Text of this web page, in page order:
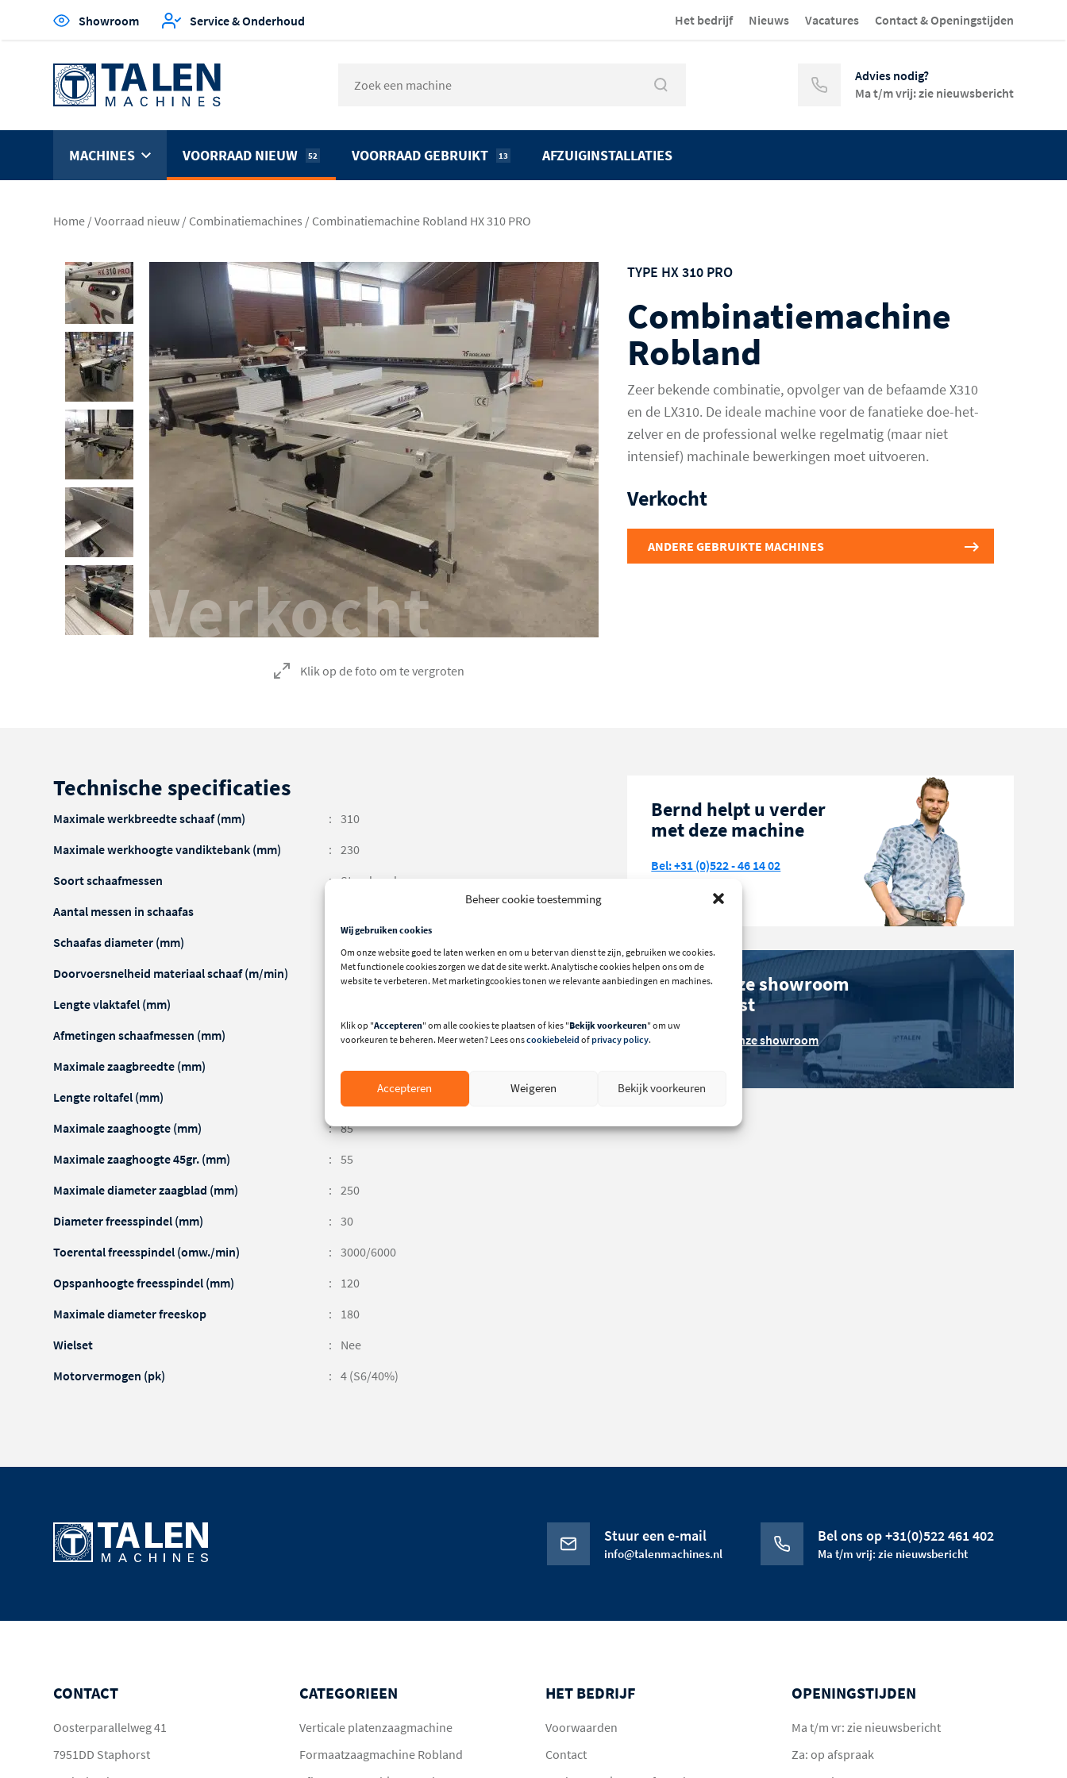
Beheer cookie toestemming
Wij gebruiken cookies
Om onze website goed te laten werken en om u beter van dienst te zijn, gebruiken we cookies.
Met functionele cookies zorgen we dat de site werkt. Analytische cookies helpen ons om de
website te verbeteren. Met marketingcookies tonen we relevante aanbiedingen en machines.
Klik op "Accepteren" om alle cookies te plaatsen of kies "Bekijk voorkeuren" om uw
voorkeuren te beheren. Meer weten? Lees onscookiebeleid ofprivacy policy.
Accepteren Weigeren Bekijk voorkeuren
Showroom Service & Onderhoud Het bedrijf Nieuws Vacatures Contact & Openingstijden
Advies nodig?
Ma t/m vrij: zie nieuwsbericht
MACHINES VOORRAAD NIEUW 52 VOORRAAD GEBRUIKT 13 AFZUIGINSTALLATIES
Home /Voorraad nieuw / Combinatiemachines / Combinatiemachine Robland HX 310 PRO
Verkocht
TYPE HX 310 PRO
Combinatiemachine
Robland
Zeer bekende combinatie, opvolger van de befaamde X310
en de LX310. De ideale machine voor de fanatieke doe-het-
zelver en de professional welke regelmatig (maar niet
intensief) machinale bewerkingen moet uitvoeren.
Verkocht
ANDERE GEBRUIKTE MACHINES
Klik op de foto om te vergroten
Technische specificaties
Maximale werkbreedte schaaf (mm)
310
Maximale werkhoogte vandiktebank (mm)
230
Soort schaafmessen
Standaard
Aantal messen in schaafas
Schaafas diameter (mm)
Doorvoersnelheid materiaal schaaf (m/min)
6
Lengte vlaktafel (mm)
Afmetingen schaafmessen (mm)
310 x 25 x 3
Maximale zaagbreedte (mm)
Lengte roltafel (mm)
Maximale zaaghoogte (mm)
85
Maximale zaaghoogte 45gr. (mm)
55
Maximale diameter zaagblad (mm)
250
Diameter freesspindel (mm)
30
Toerental freesspindel (omw./min)
3000/6000
Opspanhoogte freesspindel (mm)
120
Maximale diameter freeskop
180
Wielset
Nee
Motorvermogen (pk)
4 (S6/40%)
Bernd helpt u verder
met deze machine
Bel: +31 (0)522 - 46 14 02
Bezoek onze showroom
in Staphorst
Meer info over onze showroom
Stuur een e-mail
info@talenmachines.nl
Bel ons op +31(0)522 461 402
Ma t/m vrij: zie nieuwsbericht
CONTACT
Oosterparallelweg 41
7951DD Staphorst
CATEGORIEEN
Verticale platenzaagmachine
Formaatzaagmachine Robland
HET BEDRIJF
Voorwaarden
Contact
OPENINGSTIJDEN
Ma t/m vr: zie nieuwsbericht
Za: op afspraak